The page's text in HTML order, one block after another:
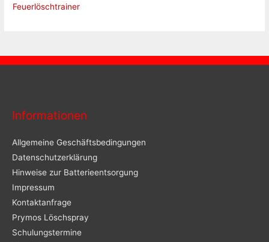
Feuerlöschtrainer
Informationen
Allgemeine Geschäftsbedingungen
Datenschutzerklärung
Hinweise zur Batterieentsorgung
Impressum
Kontaktanfrage
Prymos Löschspray
Schulungstermine